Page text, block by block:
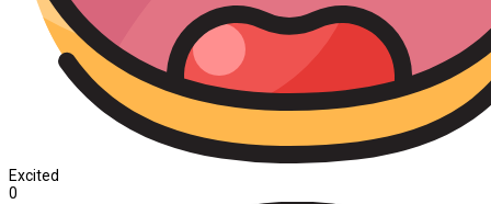
Excited
0